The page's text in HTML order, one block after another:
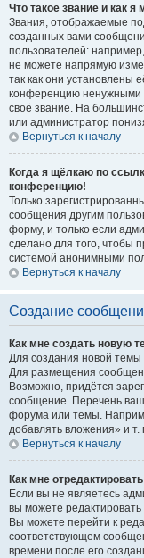
Что такое звание и как я
Звания, отображаемые
созданных вами
пользователей:
не можете напрямую
так как они установлены
конференцию ненужными
своё звание. На
или администратор
Вернуться к началу
Когда я щёлкаю по
конференцию!
Только
сообщения другим
форму, и только если
сделано для того, чтобы
системой анонимными
Вернуться к началу
Создание
Как мне создать новую
Для создания новой
Для размещения
Возможно, придётся
сообщение. Перечень
форума или темы.
добавлять вложения» и т.
Вернуться к началу
Как мне
Если вы не являетесь
вы можете
Вы можете перейти к
соответствующем
времени после его